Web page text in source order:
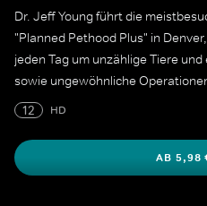
Dr. Jeff Young führt die
"Planned Pethood Plus" in
jeden Tag um unzählige Tiere
sowie ungewöhnliche
12
HD
AB 5,98